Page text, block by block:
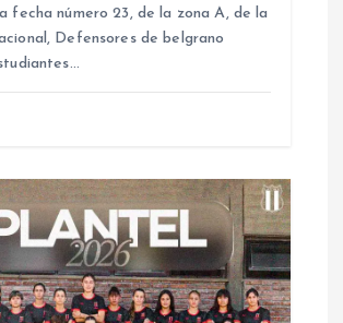
fecha número 23, de la zona A, de la
Defensores de belgrano